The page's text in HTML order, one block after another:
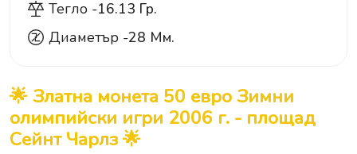
Тегло -16.13 Гр.
Диаметър -28 Мм.
🌟 Златна монета 50 евро Зимни
олимпийски игри 2006 г. - площад
Сейнт Чарлз 🌟